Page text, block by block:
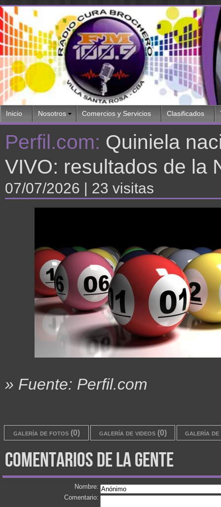
Inicio Nosotros Comercios y Servicios Clasificados
Perfil.com: Quiniela
VIVO: resultados de la
07/07/2026 | 23 visitas
» Fuente: Perfil.com
galería de fotos (0) galería de videos (0) galería de
comentarios de la gente
Nombre:
Comentario: